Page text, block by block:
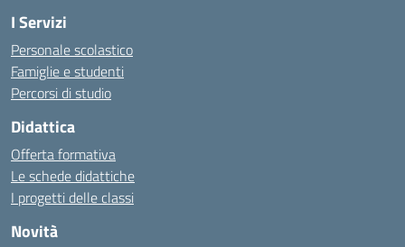
I Servizi
Personale scolastico
Famiglie e studenti
Percorsi di studio
Didattica
Offerta formativa
Le schede didattiche
I progetti delle classi
Novità